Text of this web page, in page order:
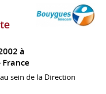
à
France
sein de la Direction